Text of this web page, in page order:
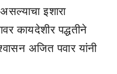
इशारा
कायदेशीर पद्धतीने
अजित पवार यांनी